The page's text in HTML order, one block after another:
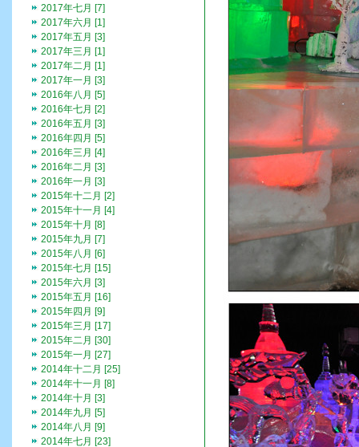
2017年七月 [7]
2017年六月 [1]
2017年五月 [3]
2017年三月 [1]
2017年二月 [1]
2017年一月 [3]
2016年八月 [5]
2016年七月 [2]
2016年五月 [3]
2016年四月 [5]
2016年三月 [4]
2016年二月 [3]
2016年一月 [3]
2015年十二月 [2]
2015年十一月 [4]
2015年十月 [8]
2015年九月 [7]
2015年八月 [6]
2015年七月 [15]
2015年六月 [3]
2015年五月 [16]
2015年四月 [9]
2015年三月 [17]
2015年二月 [30]
2015年一月 [27]
2014年十二月 [25]
2014年十一月 [8]
2014年十月 [3]
2014年九月 [5]
2014年八月 [9]
2014年七月 [23]